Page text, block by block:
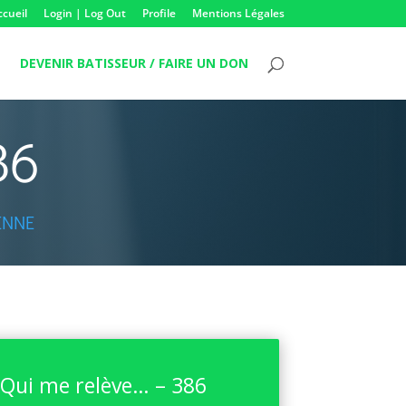
Login | Log Out Profile Mentions Légales
DEVENIR BATISSEUR / FAIRE UN DON
Qui me relève… – 386